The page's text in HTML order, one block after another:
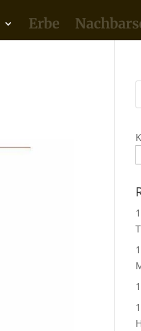
Erbe